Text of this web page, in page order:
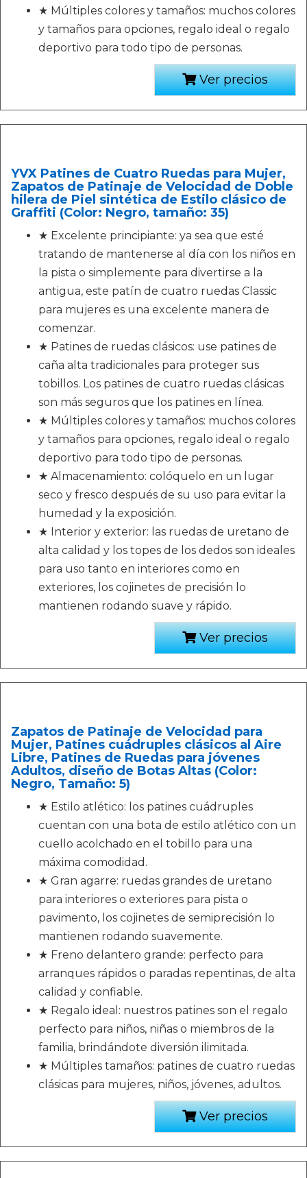
★ Múltiples colores y tamaños: muchos colores
y tamaños para opciones, regalo ideal o regalo
deportivo para todo tipo de personas.
Ver precios
YVX Patines de Cuatro Ruedas para Mujer,
Zapatos de Patinaje de Velocidad de Doble
hilera de Piel sintética de Estilo clásico de
Graffiti (Color: Negro, tamaño: 35)
★ Excelente principiante: ya sea que esté
tratando de mantenerse al día con los niños en
la pista o simplemente para divertirse a la
antigua, este patín de cuatro ruedas Classic
para mujeres es una excelente manera de
comenzar.
★ Patines de ruedas clásicos: use patines de
caña alta tradicionales para proteger sus
tobillos. Los patines de cuatro ruedas clásicas
son más seguros que los patines en línea.
★ Múltiples colores y tamaños: muchos colores
y tamaños para opciones, regalo ideal o regalo
deportivo para todo tipo de personas.
★ Almacenamiento: colóquelo en un lugar
seco y fresco después de su uso para evitar la
humedad y la exposición.
★ Interior y exterior: las ruedas de uretano de
alta calidad y los topes de los dedos son ideales
para uso tanto en interiores como en
exteriores, los cojinetes de precisión lo
mantienen rodando suave y rápido.
Ver precios
Zapatos de Patinaje de Velocidad para
Mujer, Patines cuádruples clásicos al Aire
Libre, Patines de Ruedas para jóvenes
Adultos, diseño de Botas Altas (Color:
Negro, Tamaño: 5)
★ Estilo atlético: los patines cuádruples
cuentan con una bota de estilo atlético con un
cuello acolchado en el tobillo para una
máxima comodidad.
★ Gran agarre: ruedas grandes de uretano
para interiores o exteriores para pista o
pavimento, los cojinetes de semiprecisión lo
mantienen rodando suavemente.
★ Freno delantero grande: perfecto para
arranques rápidos o paradas repentinas, de alta
calidad y confiable.
★ Regalo ideal: nuestros patines son el regalo
perfecto para niños, niñas o miembros de la
familia, brindándote diversión ilimitada.
★ Múltiples tamaños: patines de cuatro ruedas
clásicas para mujeres, niños, jóvenes, adultos.
Ver precios